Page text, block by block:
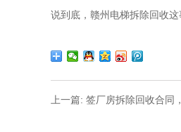
说到底，赣州电梯拆除回收
上一篇: 签厂房拆除回收合